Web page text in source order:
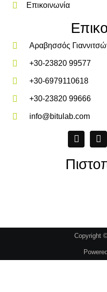
Επικοινωνία
Αραβησσός
+30-23820 99577
+30-6979110618
+30-23820 99666
info@bitulab.com
Copyright